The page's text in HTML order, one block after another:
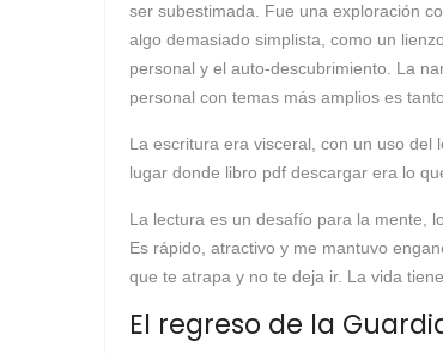
ser subestimada. Fue una exploración
algo demasiado simplista, como un
personal y el auto-descubrimiento. La
personal con temas más amplios es
La escritura era visceral, con un uso
lugar donde libro pdf descargar era lo
La lectura es un desafío para la mente,
Es rápido, atractivo y me mantuvo
que te atrapa y no te deja ir. La vida
El regreso de la